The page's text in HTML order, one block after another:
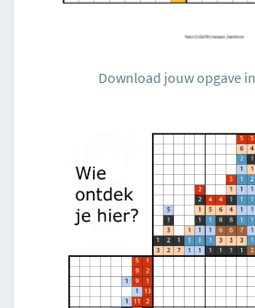
Download jouw opgave